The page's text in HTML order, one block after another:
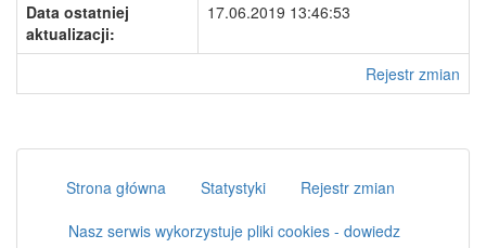
Data ostatniej
aktualizacji:
17.06.2019 13:46:53
Rejestr zmian
Strona główna Statystyki
Rejestr zmian
Nasz serwis wykorzystuje pliki cookies - dowiedz